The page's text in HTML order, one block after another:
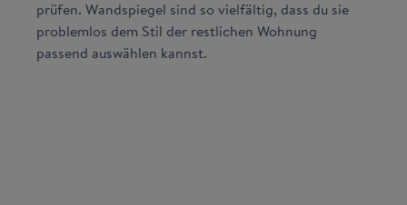
prüfen. Wandspiegel sind so vielfältig, dass du sie
problemlos dem Stil der restlichen Wohnung
passend auswählen kannst.